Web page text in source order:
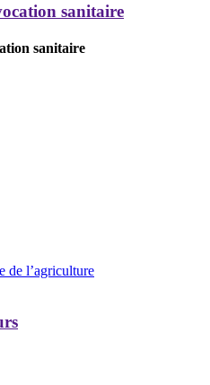
sanitaire
sanitaire
de l’agriculture